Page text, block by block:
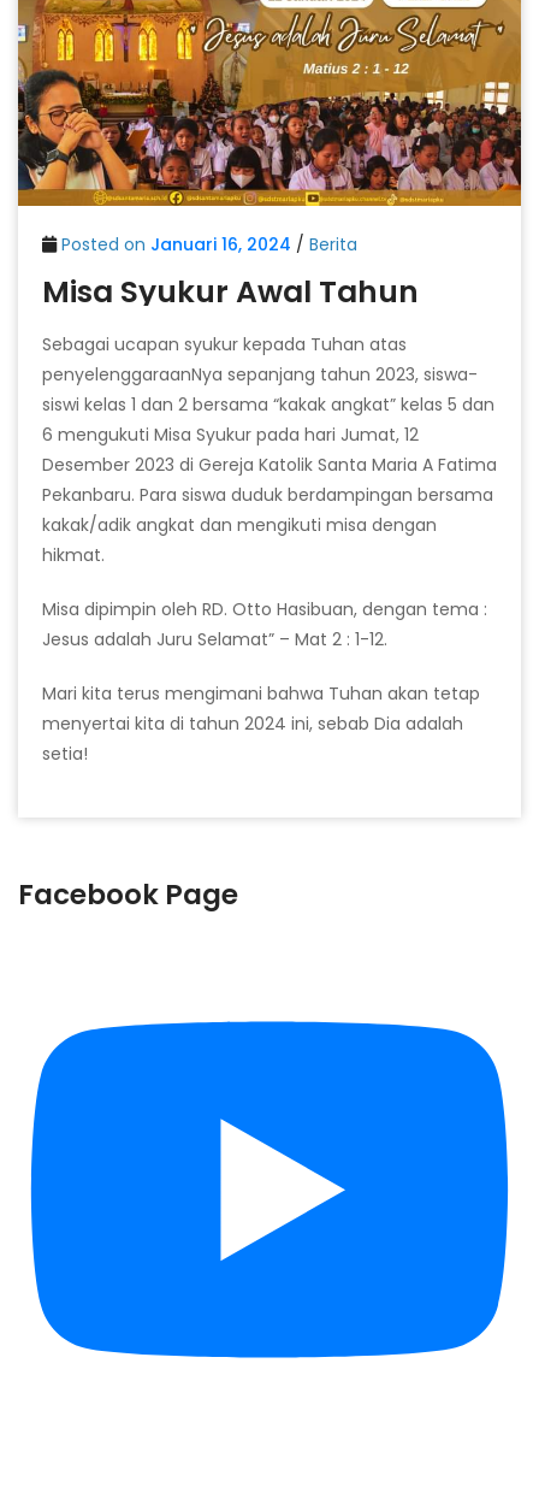
Posted on Januari 16, 2024 / Berita
Misa Syukur Awal Tahun
Sebagai ucapan syukur kepada Tuhan atas
penyelenggaraanNya sepanjang tahun 2023, siswa-
siswi kelas 1 dan 2 bersama “kakak angkat” kelas 5 dan
6 mengukuti Misa Syukur pada hari Jumat, 12
Desember 2023 di Gereja Katolik Santa Maria A Fatima
Pekanbaru. Para siswa duduk berdampingan bersama
kakak/adik angkat dan mengikuti misa dengan
hikmat.
Misa dipimpin oleh RD. Otto Hasibuan, dengan tema :
Jesus adalah Juru Selamat” – Mat 2 : 1-12.
Mari kita terus mengimani bahwa Tuhan akan tetap
menyertai kita di tahun 2024 ini, sebab Dia adalah
setia!
Facebook Page